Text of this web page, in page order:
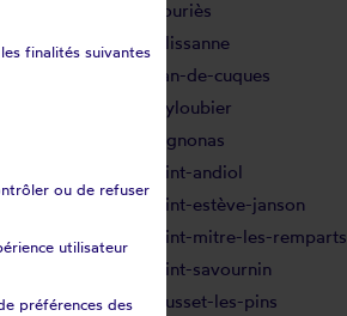
Mouriès
Pélissanne
Plan-de-cuques
Puyloubier
Rognonas
Saint-andiol
Saint-estève-janson
Saint-mitre-les-remparts
Saint-savournin
Sausset-les-pins
finalités suivantes
ou de refuser
utilisateur
préférences des